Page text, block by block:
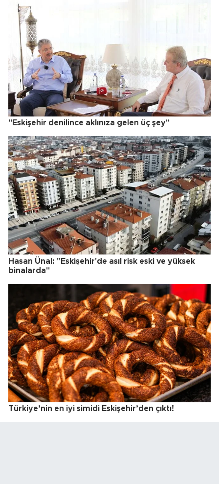
"Eskişehir denilince aklınıza gelen üç şey"
Hasan Ünal: "Eskişehir'de asıl risk eski ve yüksek
binalarda"
Türkiye’nin en iyi simidi Eskişehir’den çıktı!